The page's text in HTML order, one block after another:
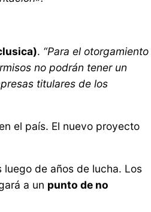
. “Para el otorgamiento
no podrán tener un
titulares de los
el país. El nuevo proyecto
de años de lucha. Los
a un punto de no